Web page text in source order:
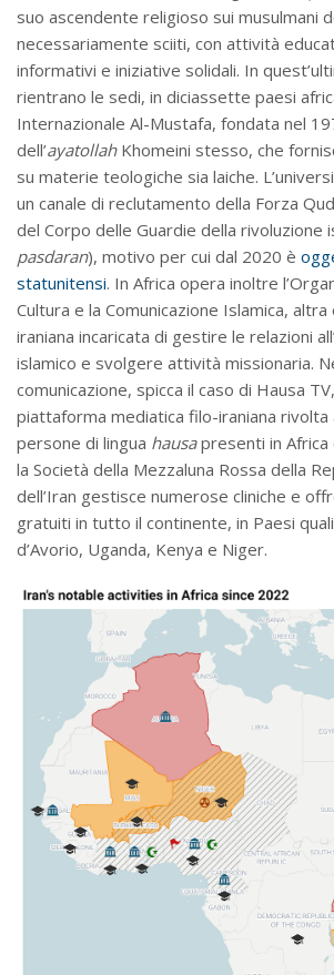
suo ascendente religioso sui musulmani
necessariamente sciiti, con attività
informativi e iniziative solidali. In
rientrano le sedi, in diciassette paesi
Internazionale Al-Mustafa, fondata nel
dell’ayatollahKhomeini stesso, che
su materie teologiche sia laiche.
un canale di reclutamento della Forza
del Corpo delle Guardie della rivoluzione
pasdaran), motivo per cui dal 2020 è
statunitensi. In Africa opera inoltre
Cultura e la Comunicazione Islamica,
iraniana incaricata di gestire le relazioni
islamico e svolgere attività missionaria.
comunicazione, spicca il caso di Hausa
piattaforma mediatica filo-iraniana rivolta
persone di lingua hausapresenti in Africa
la Società della Mezzaluna Rossa della
dell’Iran gestisce numerose cliniche e
gratuiti in tutto il continente, in Paesi
d’Avorio, Uganda, Kenya e Niger.